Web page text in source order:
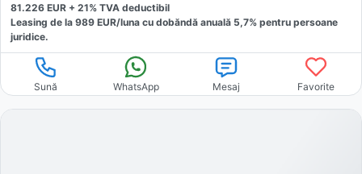
81.226 EUR + 21% TVA deductibil
Leasing de la 989 EUR/luna cu dobăndă anuală 5,7% pentru persoane
juridice.
Sună WhatsApp Mesaj Favorite